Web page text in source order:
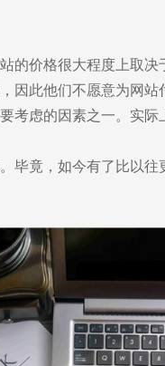
的价格很大程度上取
因此他们不愿意为网站
考虑的因素之一。实
毕竟，如今有了比以